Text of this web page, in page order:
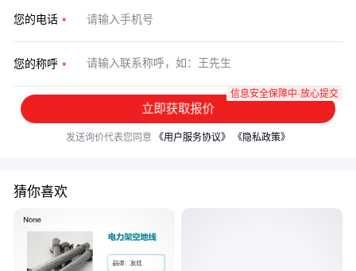
您的电话
您的称呼
立即获取报价
信息安全保障中·放心提交
发送询价代表您同意 《用户服务协议》 《隐私政策》
猜你喜欢